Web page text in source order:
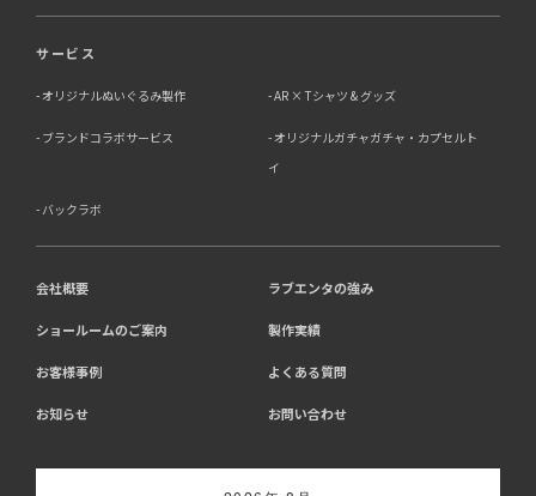
サービス
オリジナルぬいぐるみ製作 AR × Tシャツ & グッズ
ブランドコラボサービス
オリジナルガチャガチャ・カプセルト
イ
バックラボ
会社概要 ラブエンタの強み
ショールームのご案内 製作実績
お客様事例 よくある質問
お知らせ お問い合わせ